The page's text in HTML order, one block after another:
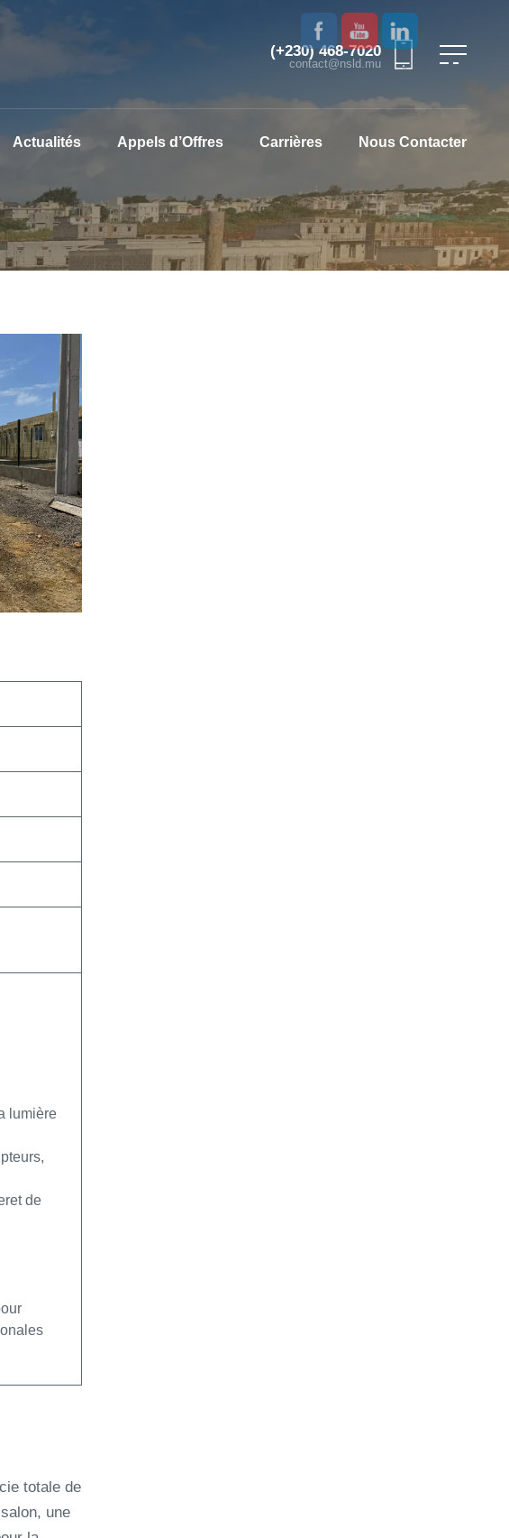
(+230) 468-7020
contact@nsld.mu
Actualités Appels d’Offres Carrières Nous Contacter
lumière
de
totale de
une